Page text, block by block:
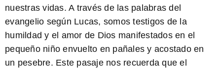
nuestras vidas. A través de las palabras del
evangelio según Lucas, somos testigos de la
humildad y el amor de Dios manifestados en el
pequeño niño envuelto en pañales y acostado en
un pesebre. Este pasaje nos recuerda que el